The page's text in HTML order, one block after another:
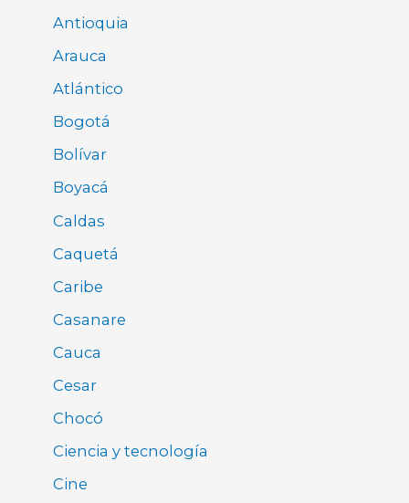
Antioquia
Arauca
Atlántico
Bogotá
Bolívar
Boyacá
Caldas
Caquetá
Caribe
Casanare
Cauca
Cesar
Chocó
Ciencia y tecnología
Cine